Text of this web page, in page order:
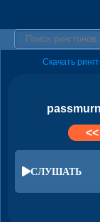
Скачать
<<
СЛУШАТЬ